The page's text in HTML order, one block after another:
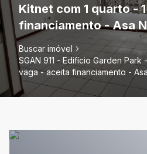
Kitnet com 1 quarto -
financiamento - Asa
Buscar imóvel
SGAN 911 - Edifício Garden Park
vaga - aceita financiamento -